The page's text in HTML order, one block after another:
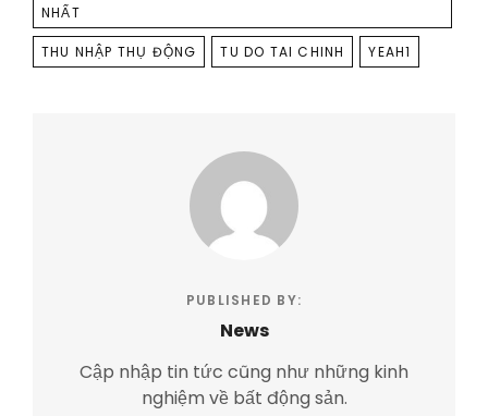
NHẤT
THU NHẬP THỤ ĐỘNG TU DO TAI CHINH YEAH1
PUBLISHED BY:
News
Cập nhập tin tức cũng như những kinh
nghiệm về bất động sản.